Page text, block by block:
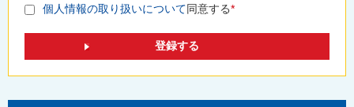
個人情報の取り扱いについて同意する*